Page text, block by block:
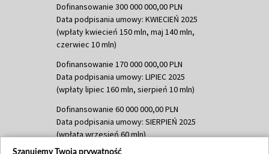
Dofinansowanie 300 000 000,00 PLN
Data podpisania umowy: KWIECIEŃ 2025
(wpłaty kwiecień 150 mln, maj 140 mln,
czerwiec 10 mln)
Dofinansowanie 170 000 000,00 PLN
Data podpisania umowy: LIPIEC 2025
(wpłaty lipiec 160 mln, sierpień 10 mln)
Dofinansowanie 60 000 000,00 PLN
Data podpisania umowy: SIERPIEŃ 2025
(wpłata wrzesień 60 mln)
Szanujemy Twoją prywatność